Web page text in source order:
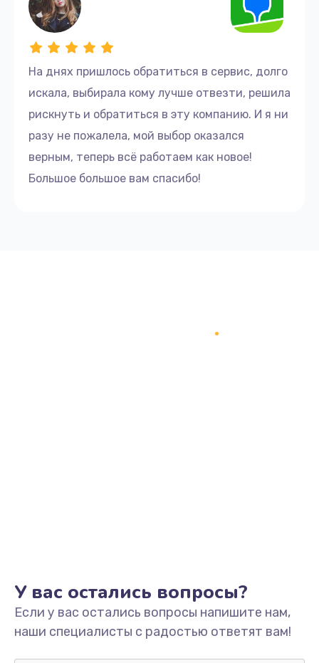
На днях пришлось обратиться в сервис, долго
искала, выбирала кому лучше отвезти, решила
рискнуть и обратиться в эту компанию. И я ни
разу не пожалела, мой выбор оказался
верным, теперь всё работаем как новое!
Большое большое вам спасибо!
У вас остались вопросы?
Если у вас остались вопросы напишите нам,
наши специалисты с радостью ответят вам!